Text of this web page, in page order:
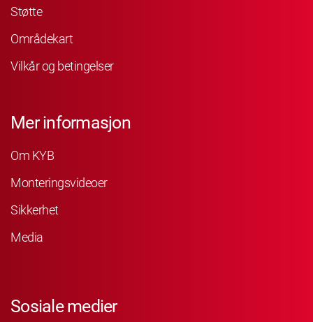
Støtte
Områdekart
Vilkår og betingelser
Mer informasjon
Om KYB
Monteringsvideoer
Sikkerhet
Media
Sosiale medier